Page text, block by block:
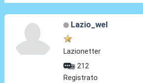
Lazio_wel
Lazionetter
212
Registrato